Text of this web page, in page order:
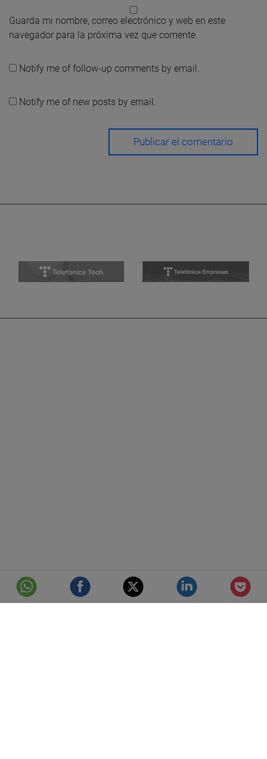
Guarda mi nombre, correo electrónico y web en este
navegador para la próxima vez que comente.
Notify me of follow-up comments by email.
Notify me of new posts by email.